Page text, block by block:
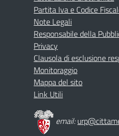
Partita Iva e Codice
Note Legali
Responsabile della
Privacy
Clausola di esclusione
Monitoraggio
Mappa del sito
Link Utili
email: